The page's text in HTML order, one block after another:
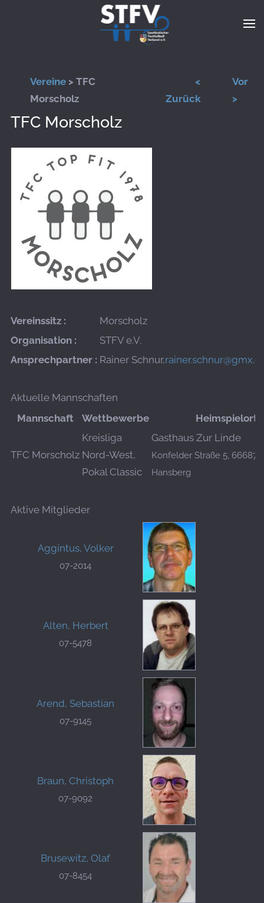
Zum Hauptinhalt springen
Vereine > TFC
Morscholz
<
Zurück
Vor
>
TFC Morscholz
Vereinssitz :
Morscholz
Organisation :
STFV e.V.
Ansprechpartner : Rainer Schnur,
Aktuelle Mannschaften
Mannschaft
Wettbewerbe Heimspielort
TFC Morscholz
Kreisliga
Nord-West,
Pokal Classic
Gasthaus Zur Linde
Konfelder Straße 5, 66687
Hansberg
Aktive Mitglieder
Aggintus, Volker
07-2014
Alten, Herbert
07-5478
Arend, Sebastian
07-9145
Braun, Christoph
07-9092
Brusewitz, Olaf
07-8454